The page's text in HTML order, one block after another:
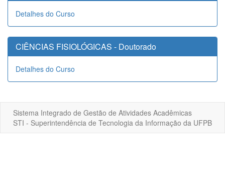
Detalhes do Curso
CIÊNCIAS FISIOLÓGICAS - Doutorado
Detalhes do Curso
Sistema Integrado de Gestão de Atividades Acadêmicas
STI - Superintendência de Tecnologia da Informação da UFPB